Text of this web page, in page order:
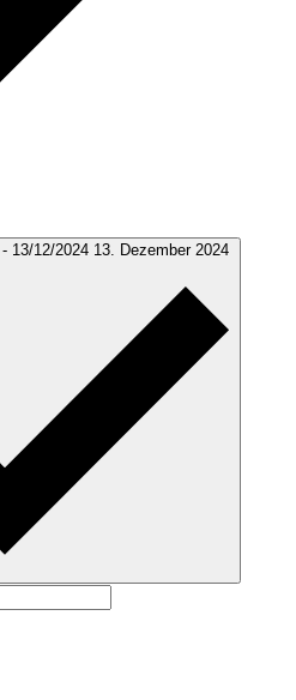
- 13/12/2024 13. Dezember 2024